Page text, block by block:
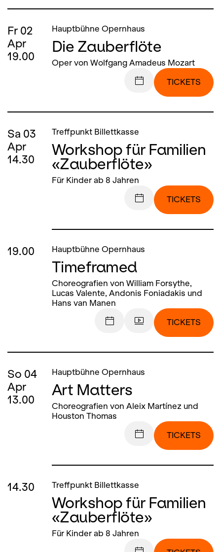
Fr 02
Apr
19.00
Hauptbühne Opernhaus
Die Zauberflöte
Oper von Wolfgang Amadeus Mozart
TICKETS
Sa 03
Apr
14.30
Treffpunkt Billettkasse
Workshop für Familien
«Zauberflöte»
Für Kinder ab 8 Jahren
TICKETS
19.00 Hauptbühne Opernhaus
Timeframed
Choreografien von William Forsythe,
Lucas Valente, Andonis Foniadakis und
Hans van Manen
TICKETS
So 04
Apr
13.00
Hauptbühne Opernhaus
Art Matters
Choreografien von Aleix Martínez und
Houston Thomas
TICKETS
14.30 Treffpunkt Billettkasse
Workshop für Familien
«Zauberflöte»
Für Kinder ab 8 Jahren